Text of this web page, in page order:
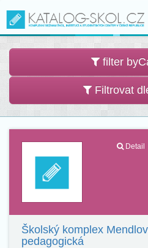
filter
Filtrovat
Detail
Školský komplex
pedagogická